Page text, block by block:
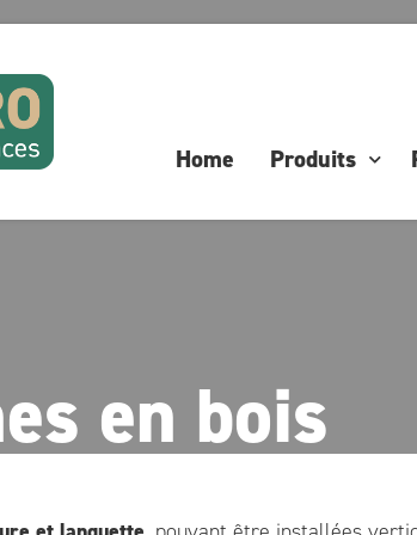
Home Produits
en bois